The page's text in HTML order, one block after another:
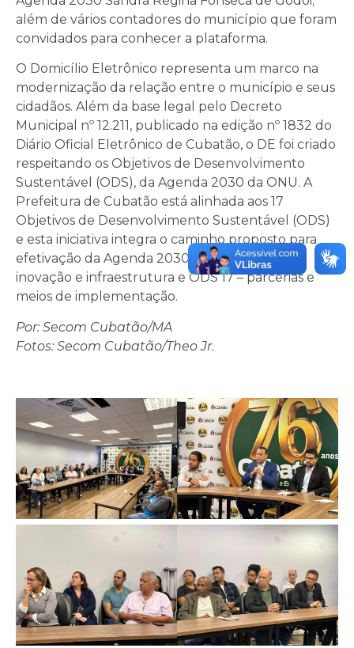
além de vários contadores do município que foram
convidados para conhecer a plataforma.
O Domicílio Eletrônico representa um marco na
modernização da relação entre o município e seus
cidadãos. Além da base legal pelo Decreto
Municipal nº 12.211, publicado na edição nº 1832 do
Diário Oficial Eletrônico de Cubatão, o DE foi criado
respeitando os Objetivos de Desenvolvimento
Sustentável (ODS), da Agenda 2030 da ONU. A
Prefeitura de Cubatão está alinhada aos 17
Objetivos de Desenvolvimento Sustentável (ODS)
e esta iniciativa integra o caminho proposto para
efetivação da Agenda 2030: ODS 9 – indústria,
inovação e infraestrutura e ODS 17 – parcerias e
meios de implementação.
Por: Secom Cubatão/MA
Fotos: Secom Cubatão/Theo Jr.